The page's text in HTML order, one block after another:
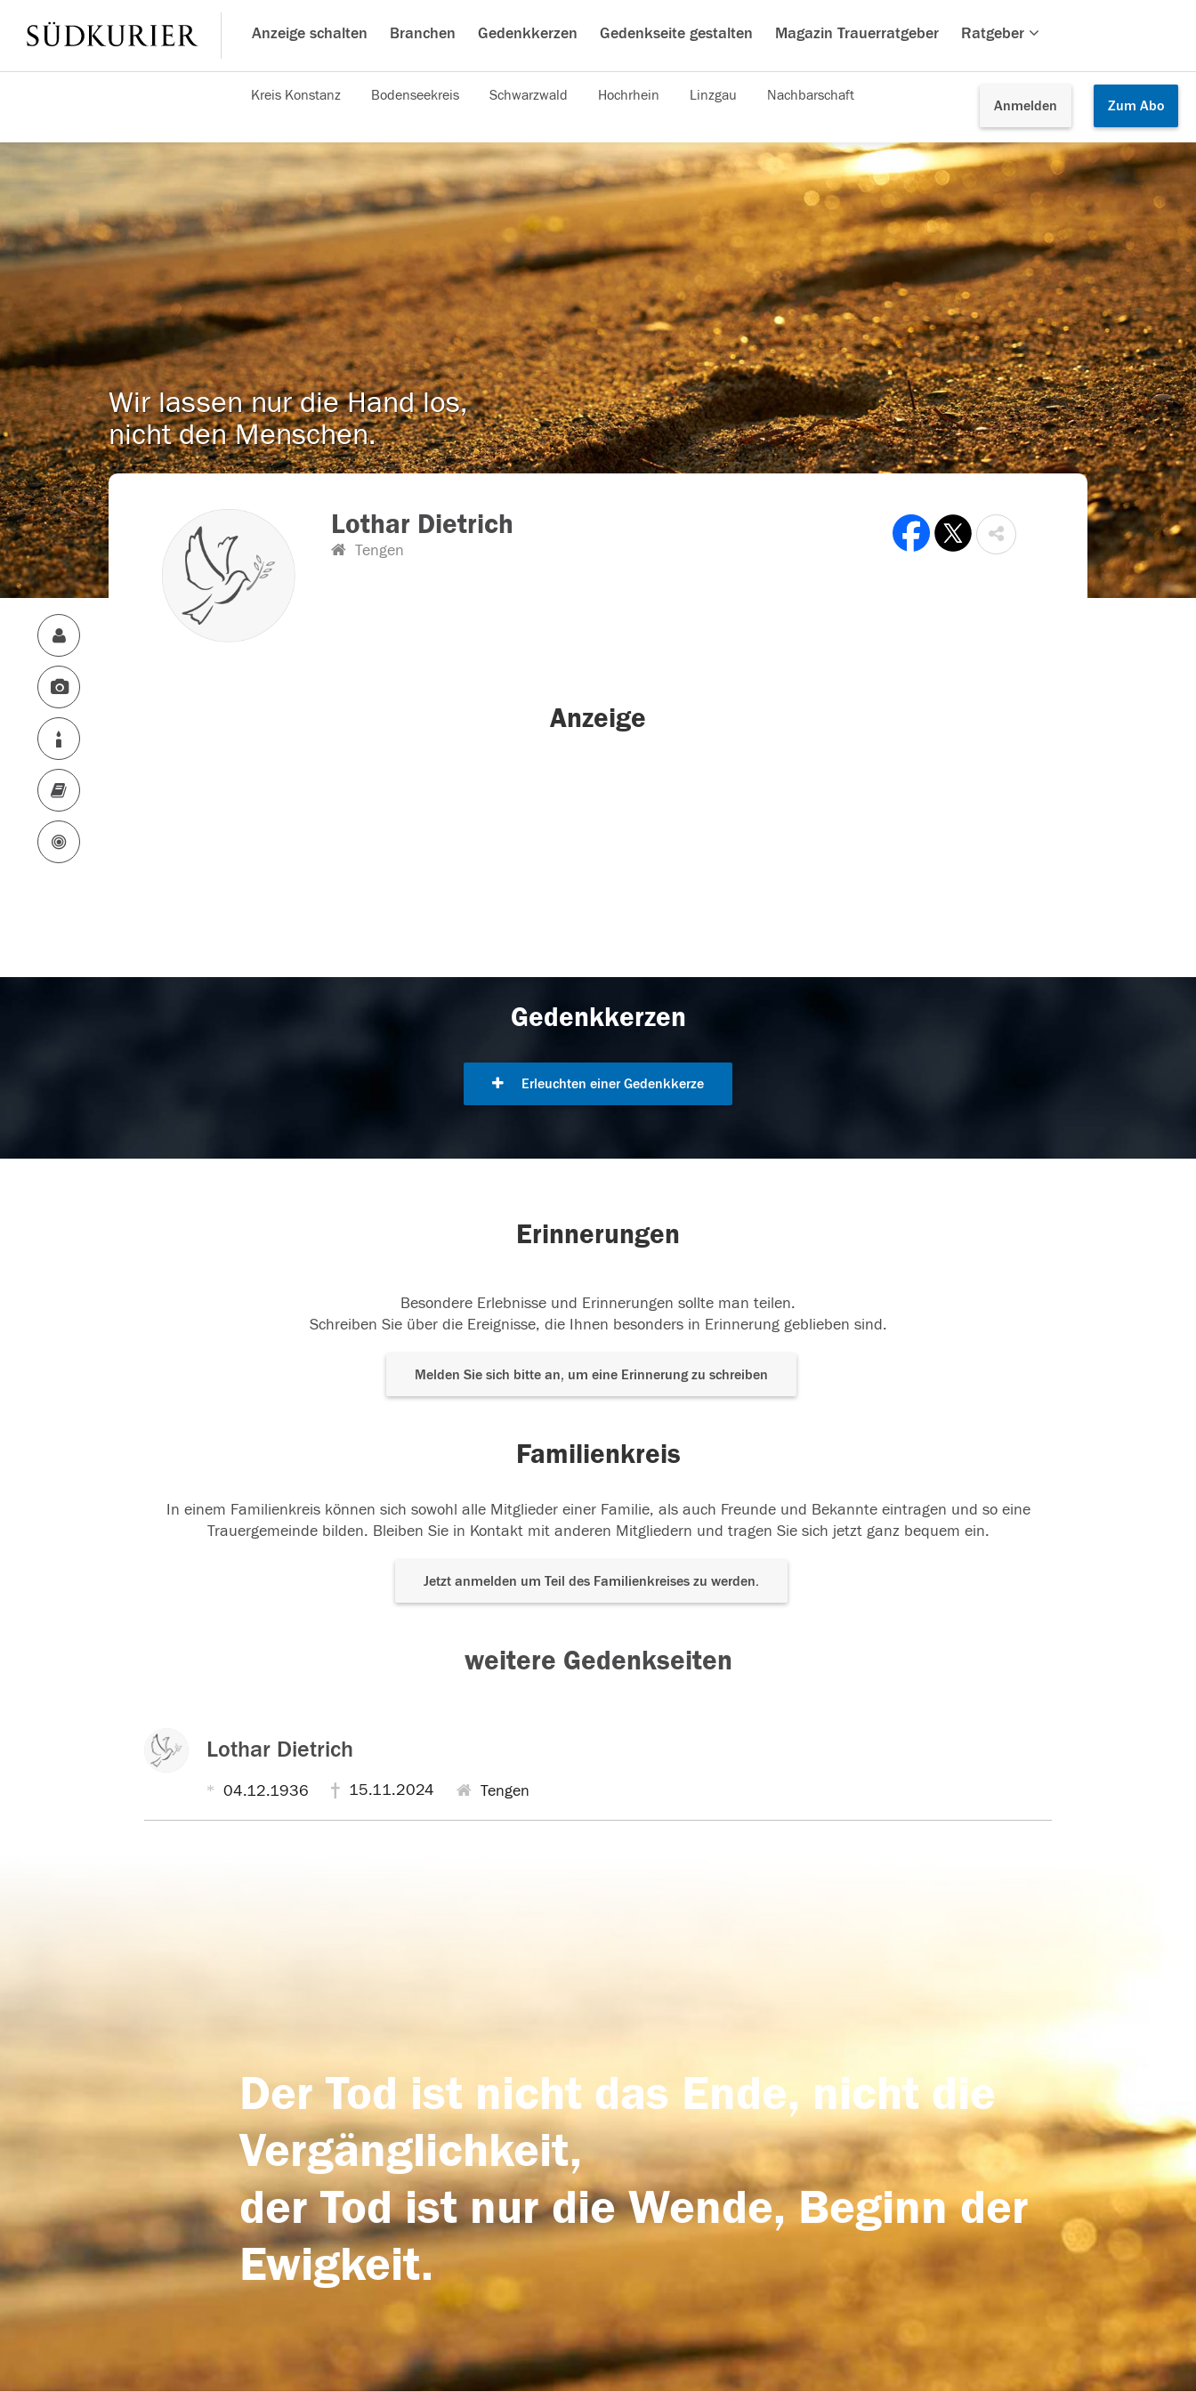
Anzeige schalten Branchen Gedenkkerzen Gedenkseite gestalten Magazin Trauerratgeber Ratgeber
Anmelden Zum Abo
Kreis Konstanz Bodenseekreis Schwarzwald Hochrhein Linzgau Nachbarschaft
Wir lassen nur die Hand los,
nicht den Menschen.
Lothar Dietrich
Tengen
Anzeige
Gedenkkerzen
Erleuchten einer Gedenkkerze
Erinnerungen
Besondere Erlebnisse und Erinnerungen sollte man teilen.
Schreiben Sie über die Ereignisse, die Ihnen besonders in Erinnerung geblieben sind.
Melden Sie sich bitte an, um eine Erinnerung zu schreiben
Familienkreis
In einem Familienkreis können sich sowohl alle Mitglieder einer Familie, als auch Freunde und Bekannte eintragen und so eine
Trauergemeinde bilden. Bleiben Sie in Kontakt mit anderen Mitgliedern und tragen Sie sich jetzt ganz bequem ein.
Jetzt anmelden um Teil des Familienkreises zu werden.
weitere Gedenkseiten
Lothar Dietrich
04.12.1936 15.11.2024 Tengen
Der Tod ist nicht das Ende, nicht die
Vergänglichkeit,
der Tod ist nur die Wende, Beginn der
Ewigkeit.